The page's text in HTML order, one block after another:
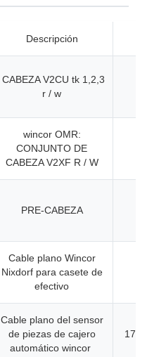
Descripción
CABEZA V2CU tk 1,2,3
r / w
wincor OMR:
CONJUNTO DE
CABEZA V2XF R / W
PRE-CABEZA
Cable plano Wincor
Nixdorf para casete de
efectivo
Cable plano del sensor
de piezas de cajero
automático wincor